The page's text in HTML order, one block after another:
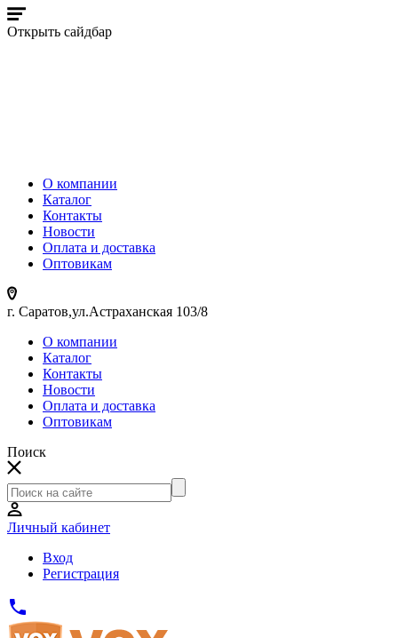
Открыть сайдбар
О компании
Каталог
Контакты
Новости
Оплата и доставка
Оптовикам
г. Саратов,ул.Астраханская 103/8
О компании
Каталог
Контакты
Новости
Оплата и доставка
Оптовикам
Поиск
Личный кабинет
Вход
Регистрация
phone